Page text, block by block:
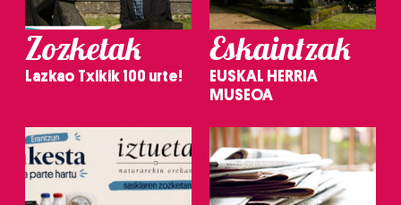
Zozketak
Lazkao Txikik 100 urte!
Eskaintzak
EUSKAL HERRIA
MUSEOA